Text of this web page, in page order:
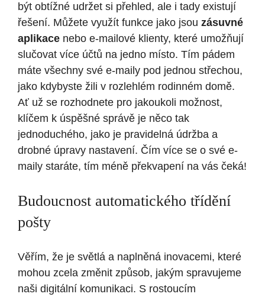
být obtížné udržet si přehled, ale i tady existují
řešení. Můžete využít funkce jako jsou zásuvné
aplikace nebo e-mailové klienty, které umožňují
slučovat více účtů na jedno místo. Tím pádem
máte všechny své e-maily pod jednou střechou,
jako kdybyste žili v rozlehlém rodinném domě.
Ať už se rozhodnete pro jakoukoli možnost,
klíčem k úspěšné správě je něco tak
jednoduchého, jako je pravidelná údržba a
drobné úpravy nastavení. Čím více se o své e-
maily staráte, tím méně překvapení na vás čeká!
Budoucnost automatického třídění
pošty
Věřím, že je světlá a naplněná inovacemi, které
mohou zcela změnit způsob, jakým spravujeme
naši digitální komunikaci. S rostoucím